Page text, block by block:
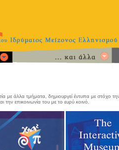
με άλλα τμήματα, δημιουργεί έντυπα με στόχο
την επικοινωνία του με το ευρύ κοινό.